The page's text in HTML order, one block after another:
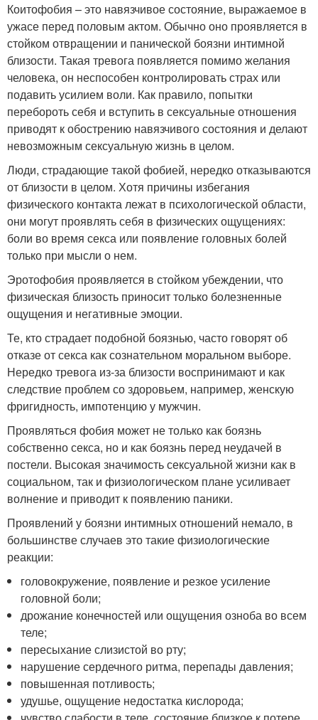
Коитофобия – это навязчивое состояние, выражаемое в
ужасе перед половым актом. Обычно оно проявляется в
стойком отвращении и панической боязни интимной
близости. Такая тревога появляется помимо желания
человека, он неспособен контролировать страх или
подавить усилием воли. Как правило, попытки
перебороть себя и вступить в сексуальные отношения
приводят к обострению навязчивого состояния и делают
невозможным сексуальную жизнь в целом.
Люди, страдающие такой фобией, нередко отказываются
от близости в целом. Хотя причины избегания
физического контакта лежат в психологической области,
они могут проявлять себя в физических ощущениях:
боли во время секса или появление головных болей
только при мысли о нем.
Эротофобия проявляется в стойком убеждении, что
физическая близость приносит только болезненные
ощущения и негативные эмоции.
Те, кто страдает подобной боязнью, часто говорят об
отказе от секса как сознательном моральном выборе.
Нередко тревога из-за близости воспринимают и как
следствие проблем со здоровьем, например, женскую
фригидность, импотенцию у мужчин.
Проявляться фобия может не только как боязнь
собственно секса, но и как боязнь перед неудачей в
постели. Высокая значимость сексуальной жизни как в
социальном, так и физиологическом плане усиливает
волнение и приводит к появлению паники.
Проявлений у боязни интимных отношений немало, в
большинстве случаев это такие физиологические
реакции:
головокружение, появление и резкое усиление
головной боли;
дрожание конечностей или ощущения озноба во всем
теле;
пересыхание слизистой во рту;
нарушение сердечного ритма, перепады давления;
повышенная потливость;
удушье, ощущение недостатка кислорода;